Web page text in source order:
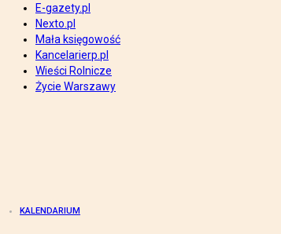
E-gazety.pl
Nexto.pl
Mała księgowość
Kancelarierp.pl
Wieści Rolnicze
Życie Warszawy
KALENDARIUM